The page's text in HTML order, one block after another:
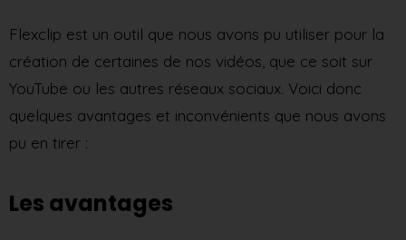
Flexclip est un outil que nous avons pu utiliser pour la
création de certaines de nos vidéos, que ce soit sur
YouTube ou les autres réseaux sociaux. Voici donc
quelques avantages et inconvénients que nous avons
pu en tirer :
Les avantages